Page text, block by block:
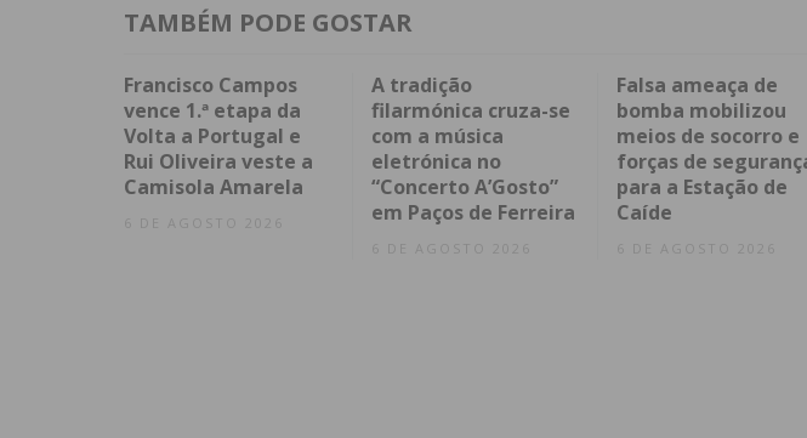
TAMBÉM PODE GOSTAR
Francisco Campos
vence 1.ª etapa da
Volta a Portugal e
Rui Oliveira veste a
Camisola Amarela
6 DE AGOSTO 2026
A tradição
filarmónica cruza-se
com a música
eletrónica no
“Concerto A’Gosto”
em Paços de Ferreira
6 DE AGOSTO 2026
Falsa ameaça de
bomba mobilizou
meios de socorro e
forças de
para a Estação de
Caíde
6 DE AGOSTO 2026